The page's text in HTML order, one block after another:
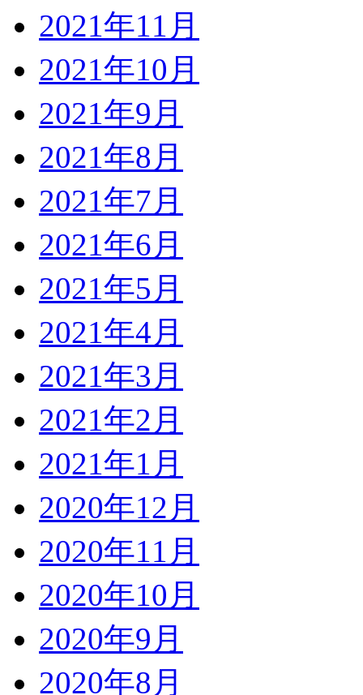
2021年11月
2021年10月
2021年9月
2021年8月
2021年7月
2021年6月
2021年5月
2021年4月
2021年3月
2021年2月
2021年1月
2020年12月
2020年11月
2020年10月
2020年9月
2020年8月